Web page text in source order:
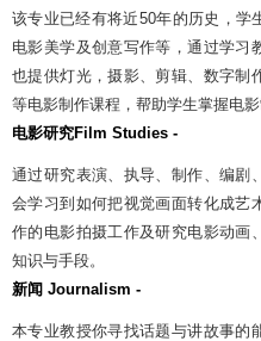
该专业已经有将近50年的历史，学
电影美学及创意写作等，通过学习
也提供灯光，摄影、剪辑、数字制
等电影制作课程，帮助学生掌握电
电影研究Film Studies -
通过研究表演、执导、制作、编剧
会学习到如何把视觉画面转化成艺
作的电影拍摄工作及研究电影动画
知识与手段。
新闻 Journalism -
本专业教授你寻找话题与讲故事的